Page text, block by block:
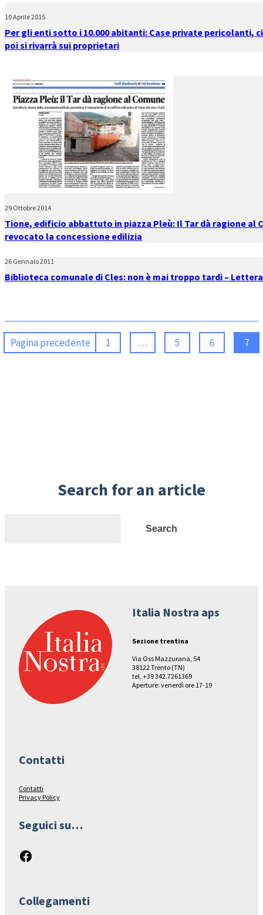
10 Aprile 2015
Per gli enti sotto i 10.000 abitanti: Case private pericolanti,
poi si rivarrà sui proprietari
29 Ottobre 2014
Tione, edificio abbattuto in piazza Pleù: Il Tar dà ragione al
revocato la concessione edilizia
26 Gennaio 2011
Biblioteca comunale di Cles: non è mai troppo tardi –
Pagina precedente 1 … 5 6 7
Search for an article
Search
Italia Nostra aps
Sezione trentina
Via Oss Mazzurana, 54
38122 Trento (TN)
tel. +39 342.7261369
Aperture: venerdì ore 17-19
Contatti
Contatti
Privacy Policy
Seguici su…
Facebook
Collegamenti